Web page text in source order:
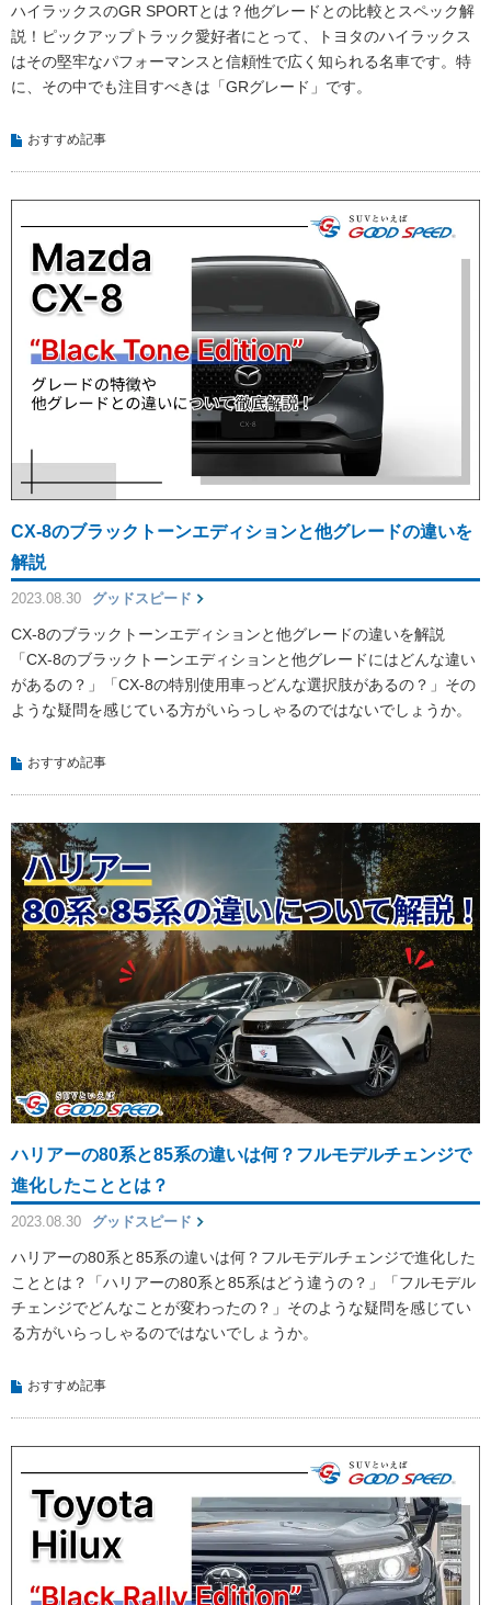
ハイラックスのGR SPORTとは？他グレードとの比較とスペック解
説！ピックアップトラック愛好者にとって、トヨタのハイラックス
はその堅牢なパフォーマンスと信頼性で広く知られる名車です。特
に、その中でも注目すべきは「GRグレード」です。
おすすめ記事
CX-8のブラックトーンエディションと他グレードの違いを
解説
2023.08.30 グッドスピード
CX-8のブラックトーンエディションと他グレードの違いを解説
「CX-8のブラックトーンエディションと他グレードにはどんな違い
があるの？」「CX-8の特別使用車っどんな選択肢があるの？」その
ような疑問を感じている方がいらっしゃるのではないでしょうか。
おすすめ記事
ハリアーの80系と85系の違いは何？フルモデルチェンジで
進化したこととは？
2023.08.30 グッドスピード
ハリアーの80系と85系の違いは何？フルモデルチェンジで進化した
こととは？「ハリアーの80系と85系はどう違うの？」「フルモデル
チェンジでどんなことが変わったの？」そのような疑問を感じてい
る方がいらっしゃるのではないでしょうか。
おすすめ記事